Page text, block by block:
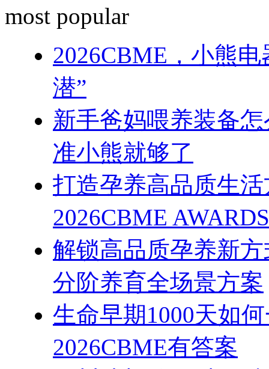
most popular
2026CBME，小熊
潜”
新手爸妈喂养装备
准小熊就够了
打造孕养高品质生
2026CBME
解锁高品质孕养新
分阶养育全场景方案
生命早期1000天如
2026CBME有答案